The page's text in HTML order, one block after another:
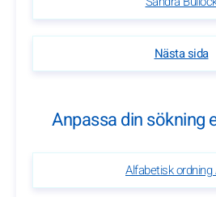
Nästa sida
Anpassa din sökning
Alfabetisk ordning